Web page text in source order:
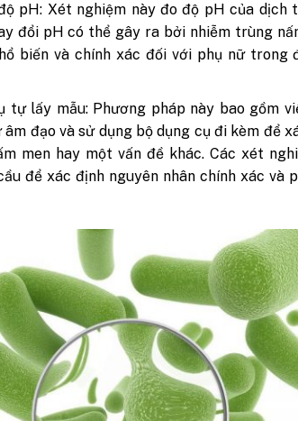
pH: Xét nghiệm này đo độ pH của dịch
đổi pH có thể gây ra bởi nhiễm trùng
biến và chính xác đối với phụ nữ trong
tự lấy mẫu: Phương pháp này bao gồm
đạo và sử dụng bộ dụng cụ đi kèm để
men hay một vấn đề khác. Các xét
để xác định nguyên nhân chính xác và